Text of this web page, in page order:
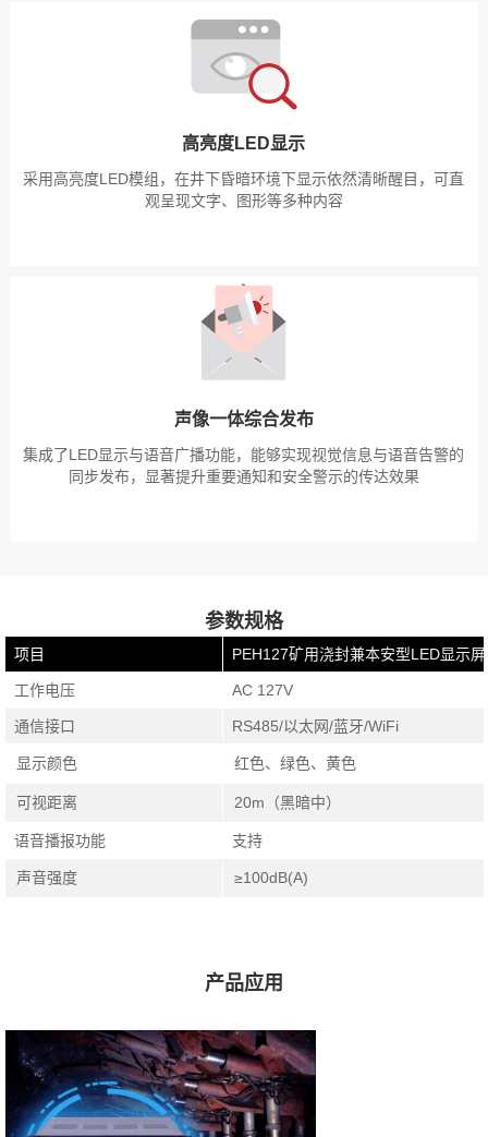
高亮度LED显示
采用高亮度LED模组，在井下昏暗环境下显示依然清晰醒目，可直
观呈现文字、图形等多种内容
声像一体综合发布
集成了LED显示与语音广播功能，能够实现视觉信息与语音告警的
同步发布，显著提升重要通知和安全警示的传达效果
参数规格
项目 PEH127矿用浇封兼本安型LED显示屏
工作电压 AC 127V
通信接口 RS485/以太网/蓝牙/WiFi
显示颜色 红色、绿色、黄色
可视距离 20m（黑暗中）
语音播报功能 支持
声音强度 ≥100dB(A)
产品应用